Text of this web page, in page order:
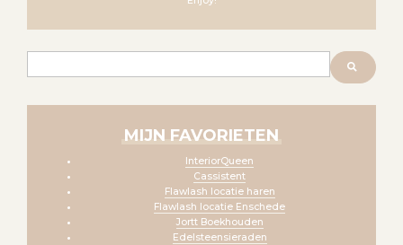
MIJN FAVORIETEN
InteriorQueen
Cassistent
Flawlash locatie haren
Flawlash locatie Enschede
Jortt Boekhouden
Edelsteensieraden